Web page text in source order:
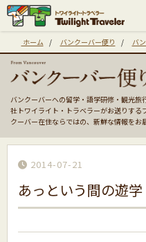
ホーム / バンクーバー便り / バ
バンクーバーへの留学・語学研修・観光旅
社トワイライト・トラベラーがお送りする
クーバー在住ならではの、新鮮な情報をお
2014-07-21
あっという間の遊学